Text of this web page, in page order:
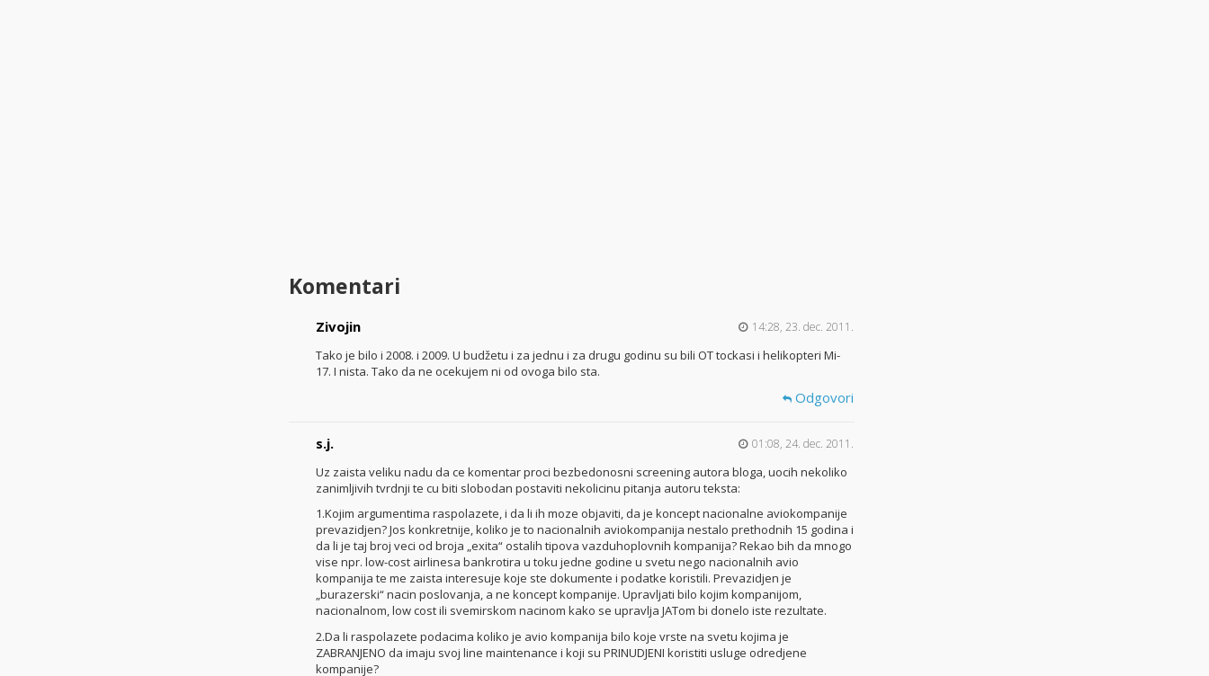
Komentari
Zivojin 14:28, 23. dec. 2011.
Tako je bilo i 2008. i 2009. U budžetu i za jednu i za drugu godinu su bili OT tockasi i helikopteri Mi-
17. I nista. Tako da ne ocekujem ni od ovoga bilo sta.
Odgovori
s.j. 01:08, 24. dec. 2011.
Uz zaista veliku nadu da ce komentar proci bezbedonosni screening autora bloga, uocih nekoliko
zanimljivih tvrdnji te cu biti slobodan postaviti nekolicinu pitanja autoru teksta:
1.Kojim argumentima raspolazete, i da li ih moze objaviti, da je koncept nacionalne aviokompanije
prevazidjen? Jos konkretnije, koliko je to nacionalnih aviokompanija nestalo prethodnih 15 godina i
da li je taj broj veci od broja „exita“ ostalih tipova vazduhoplovnih kompanija? Rekao bih da mnogo
vise npr. low-cost airlinesa bankrotira u toku jedne godine u svetu nego nacionalnih avio
kompanija te me zaista interesuje koje ste dokumente i podatke koristili. Prevazidjen je
„burazerski“ nacin poslovanja, a ne koncept kompanije. Upravljati bilo kojim kompanijom,
nacionalnom, low cost ili svemirskom nacinom kako se upravlja JATom bi donelo iste rezultate.
2.Da li raspolazete podacima koliko je avio kompanija bilo koje vrste na svetu kojima je
ZABRANJENO da imaju svoj line maintenance i koji su PRINUDJENI koristiti usluge odredjene
kompanije?